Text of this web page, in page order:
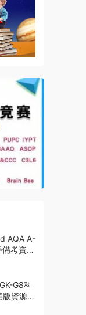
AQA A-
考資料
綱教材
件筆
網盤下
G8科
資源包